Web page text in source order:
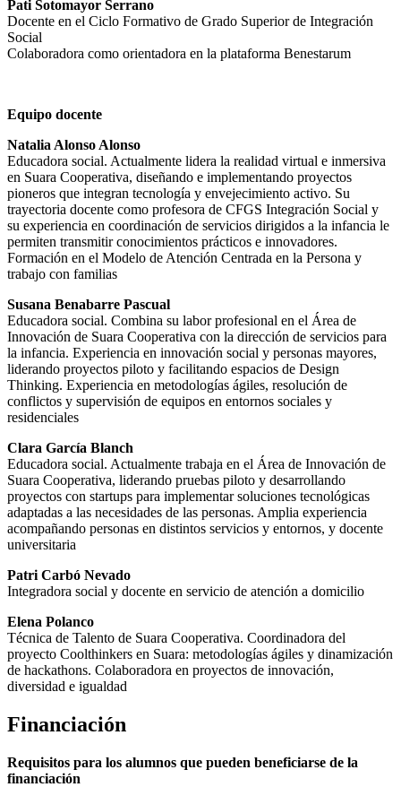
Pati Sotomayor Serrano
Docente en el Ciclo Formativo de Grado Superior de Integración
Social
Colaboradora como orientadora en la plataforma Benestarum
Equipo docente
Natalia Alonso Alonso
Educadora social. Actualmente lidera la realidad virtual e inmersiva
en Suara Cooperativa, diseñando e implementando proyectos
pioneros que integran tecnología y envejecimiento activo. Su
trayectoria docente como profesora de CFGS Integración Social y
su experiencia en coordinación de servicios dirigidos a la infancia le
permiten transmitir conocimientos prácticos e innovadores.
Formación en el Modelo de Atención Centrada en la Persona y
trabajo con familias
Susana Benabarre Pascual
Educadora social. Combina su labor profesional en el Área de
Innovación de Suara Cooperativa con la dirección de servicios para
la infancia. Experiencia en innovación social y personas mayores,
liderando proyectos piloto y facilitando espacios de Design
Thinking. Experiencia en metodologías ágiles, resolución de
conflictos y supervisión de equipos en entornos sociales y
residenciales
Clara García Blanch
Educadora social. Actualmente trabaja en el Área de Innovación de
Suara Cooperativa, liderando pruebas piloto y desarrollando
proyectos con startups para implementar soluciones tecnológicas
adaptadas a las necesidades de las personas. Amplia experiencia
acompañando personas en distintos servicios y entornos, y docente
universitaria
Patri Carbó Nevado
Integradora social y docente en servicio de atención a domicilio
Elena Polanco
Técnica de Talento de Suara Cooperativa. Coordinadora del
proyecto Coolthinkers en Suara: metodologías ágiles y dinamización
de hackathons. Colaboradora en proyectos de innovación,
diversidad e igualdad
Financiación
Requisitos para los alumnos que pueden beneficiarse de la
financiación